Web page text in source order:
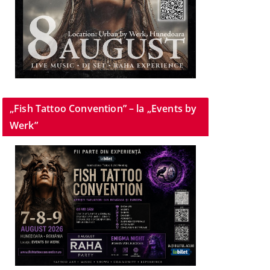
„Fish Tattoo Convention” – la „Events by
Werk”